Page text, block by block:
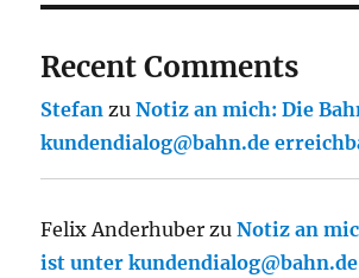
Recent Comments
Stefan zuNotiz an mich: Die
kundendialog@bahn.de
Felix Anderhuber zuNotiz an
ist unter